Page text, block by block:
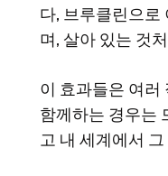
다, 브루클린으로
며, 살아 있는 것
이 효과들은 여러
함께하는 경우는
고 내 세계에서